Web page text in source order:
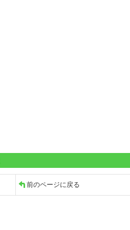
前のページに戻る